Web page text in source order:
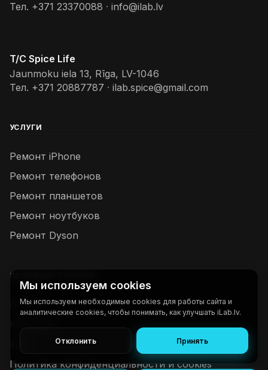
Тел. +371 23370088 · info@ilab.lv
T/C Spice Life
Jaunmoku iela 13, Rīga, LV-1046
Тел. +371 20887787 · ilab.spice@gmail.com
УСЛУГИ
Ремонт iPhone
Ремонт телефонов
Ремонт планшетов
Ремонт ноутбуков
Ремонт Dyson
ПОЛЕЗНЫЕ ССЫЛКИ
О нас
Контакты
Политика конфиденциальности и cookies
Мы используем cookies
Мы используем необходимые cookies для работы сайта и
аналитические cookies, чтобы понимать, как улучшать iLab.lv.
Отклонить Принять